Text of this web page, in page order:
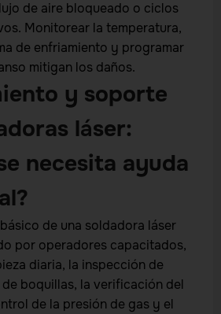
de aire bloqueado o ciclos
Monitorear la temperatura,
de enfriamiento y programar
mitigan los daños.
y soporte
láser:
necesita ayuda
de una soldadora láser
por operadores capacitados,
diaria, la inspección de
boquillas, la verificación del
de la presión de gas y el